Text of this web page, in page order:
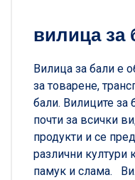
вилица за
Вилица за бали е
за товарене,
бали. Вилиците за
почти за всички
продукти и се
различни култури
памук и слама.